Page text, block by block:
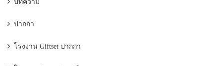
บทความ
ปากกา
โรงงาน Giftset ปากกา